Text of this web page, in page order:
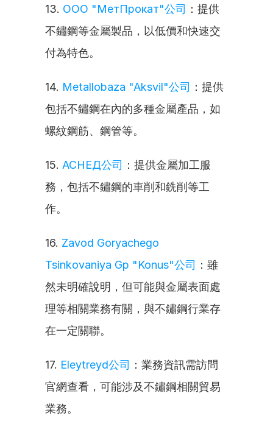
13. ООО "МетПрокат"公司 ：提供
不鏽鋼等金屬製品，以低價和快速交
付為特色。
14. Metallobaza "Aksvil"公司 ：提供
包括不鏽鋼在內的多種金屬產品，如
螺紋鋼筋、鋼管等。
15. АСНЕД公司 ：提供金屬加工服
務，包括不鏽鋼的車削和銑削等工
作。
16. Zavod Goryachego
Tsinkovaniya Gp "Konus"公司 ：雖
然未明確說明，但可能與金屬表面處
理等相關業務有關，與不鏽鋼行業存
在一定關聯。
17. Eleytreyd公司 ：業務資訊需訪問
官網查看，可能涉及不鏽鋼相關貿易
業務。